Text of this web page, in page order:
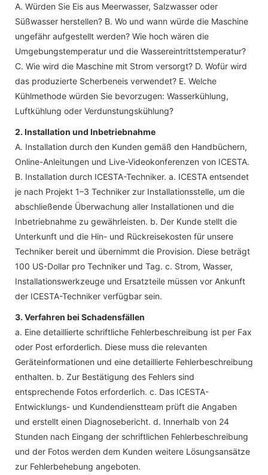
A. Würden Sie Eis aus Meerwasser, Salzwasser oder
Süßwasser herstellen? B. Wo und wann würde die Maschine
ungefähr aufgestellt werden? Wie hoch wären die
Umgebungstemperatur und die Wassereintrittstemperatur?
C. Wie wird die Maschine mit Strom versorgt? D. Wofür wird
das produzierte Scherbeneis verwendet? E. Welche
Kühlmethode würden Sie bevorzugen: Wasserkühlung,
Luftkühlung oder Verdunstungskühlung?
2. Installation und Inbetriebnahme
A. Installation durch den Kunden gemäß den Handbüchern,
Online-Anleitungen und Live-Videokonferenzen von ICESTA.
B. Installation durch ICESTA-Techniker. a. ICESTA entsendet
je nach Projekt 1–3 Techniker zur Installationsstelle, um die
abschließende Überwachung aller Installationen und die
Inbetriebnahme zu gewährleisten. b. Der Kunde stellt die
Unterkunft und die Hin- und Rückreisekosten für unsere
Techniker bereit und übernimmt die Provision. Diese beträgt
100 US-Dollar pro Techniker und Tag. c. Strom, Wasser,
Installationswerkzeuge und Ersatzteile müssen vor Ankunft
der ICESTA-Techniker verfügbar sein.
3. Verfahren bei Schadensfällen
a. Eine detaillierte schriftliche Fehlerbeschreibung ist per Fax
oder Post erforderlich. Diese muss die relevanten
Geräteinformationen und eine detaillierte Fehlerbeschreibung
enthalten. b. Zur Bestätigung des Fehlers sind
entsprechende Fotos erforderlich. c. Das ICESTA-
Entwicklungs- und Kundendienstteam prüft die Angaben
und erstellt einen Diagnosebericht. d. Innerhalb von 24
Stunden nach Eingang der schriftlichen Fehlerbeschreibung
und der Fotos werden dem Kunden weitere Lösungsansätze
zur Fehlerbehebung angeboten.